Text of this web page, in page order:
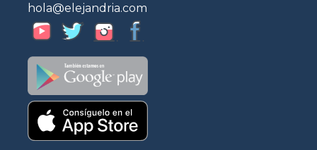
hola@elejandria.com